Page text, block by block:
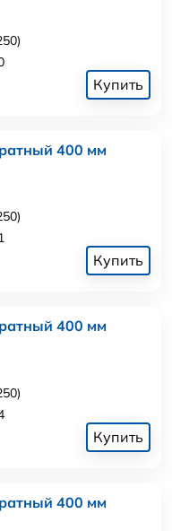
Купить
400 мм
Купить
400 мм
Купить
400 мм